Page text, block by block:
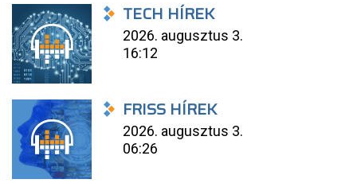
TECH HÍREK
2026. augusztus 3.
16:12
FRISS HÍREK
2026. augusztus 3.
06:26